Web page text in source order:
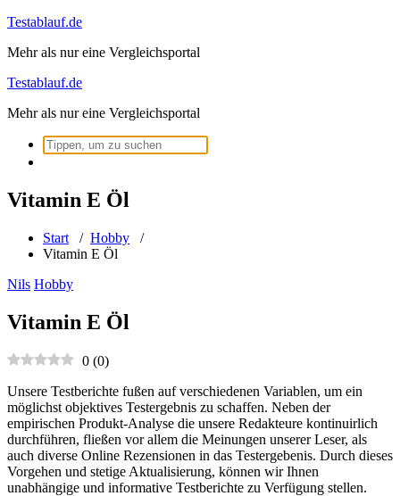
Zum
springen
Testablauf.de
Mehr als nur eine Vergleichsportal
Testablauf.de
Mehr als nur eine Vergleichsportal
Suchen
nach:
Vitamin E Öl
Start / Hobby /
Vitamin E Öl
Nils Hobby
Vitamin E Öl
0 (0)
Unsere Testberichte fußen auf verschiedenen Variablen, um ein
möglichst objektives Testergebnis zu schaffen. Neben der
empirischen Produkt-Analyse die unsere Redakteure kontinuirlich
durchführen, fließen vor allem die Meinungen unserer Leser, als
auch diverse Online Rezensionen in das Testergebenis. Durch dieses
Vorgehen und stetige Aktualisierung, können wir Ihnen
unabhängige und informative Testberichte zu Verfügung stellen.